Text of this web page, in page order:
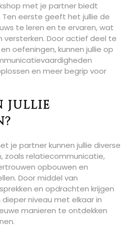
met je partner biedt
Ten eerste geeft het jullie de
te leren en te ervaren, wat
versterken. Door actief deel te
oefeningen, kunnen jullie op
en meer begrip voor
jullie
je partner kunnen jullie diverse
zoals relatiecommunicatie,
opbouwen en
Door middel van
en opdrachten krijgen
niveau met elkaar in
manieren te ontdekken